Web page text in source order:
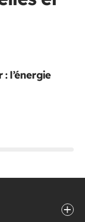
l’énergie